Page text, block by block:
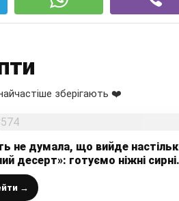
зберігають ❤️
не думала, що вийде
десерт»: готуємо ніжні сирні
до чаю на «швидку руку» з
інгредієнтів
→